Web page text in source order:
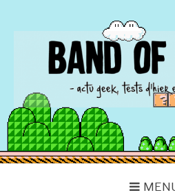
BAND OF
Actu Geek d'hier et d'aujourd'hui